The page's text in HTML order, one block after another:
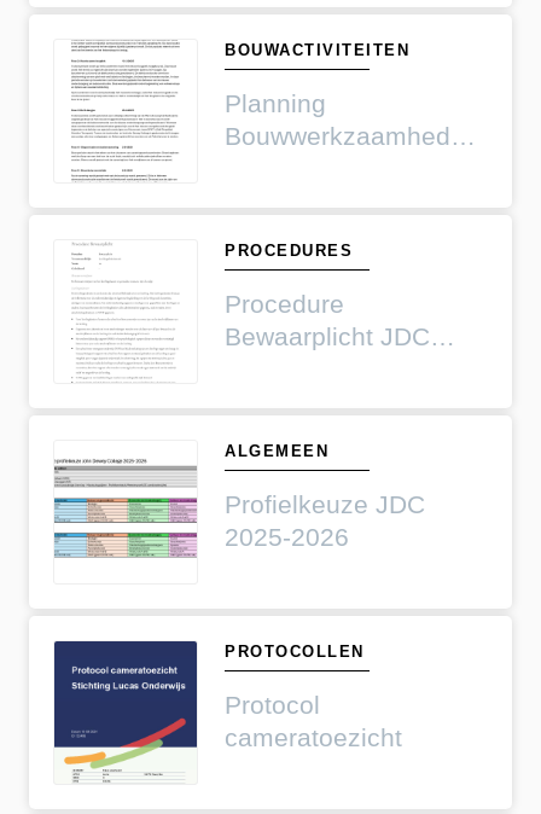
BOUWACTIVITEITEN
Planning
Bouwwerkzaamheden
PROCEDURES
Procedure
Bewaarplicht JDC
ALGEMEEN
Profielkeuze JDC
2025-2026
PROTOCOLLEN
Protocol
cameratoezicht